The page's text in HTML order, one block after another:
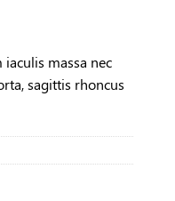
massa nec
sagittis rhoncus